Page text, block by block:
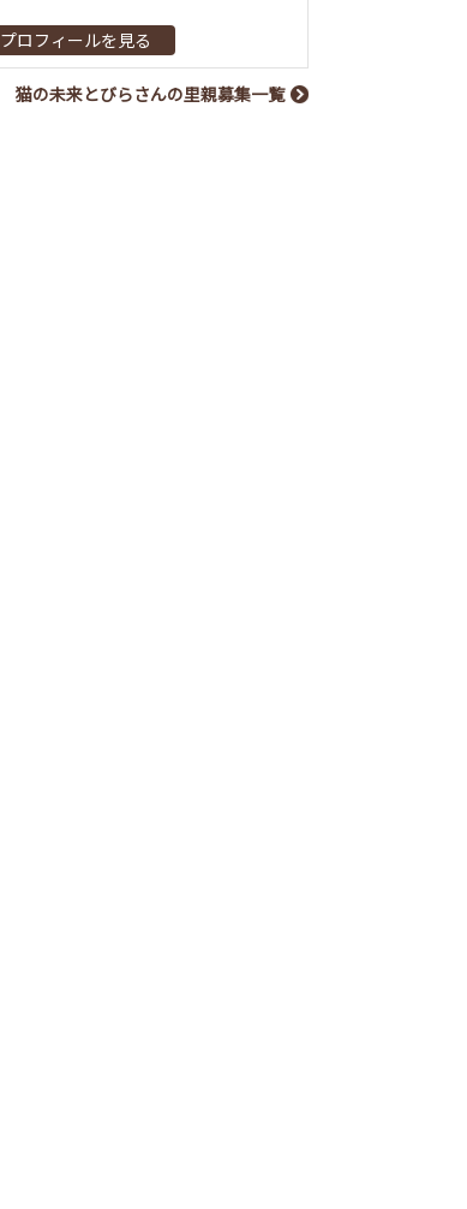
プロフィールを見る
猫の未来とびらさんの里親募集一覧